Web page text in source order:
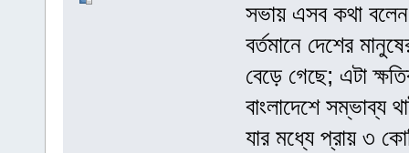
সভায় এসব কথা বলেন
বর্তমানে দেশের
বেড়ে গেছে; এটা
বাংলাদেশে সম্ভাব্য
যার মধ্যে প্রায় ৩